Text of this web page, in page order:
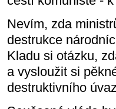
Nevím, zda
destrukce
Kladu si otázku,
a vysloužit si
destruktivního